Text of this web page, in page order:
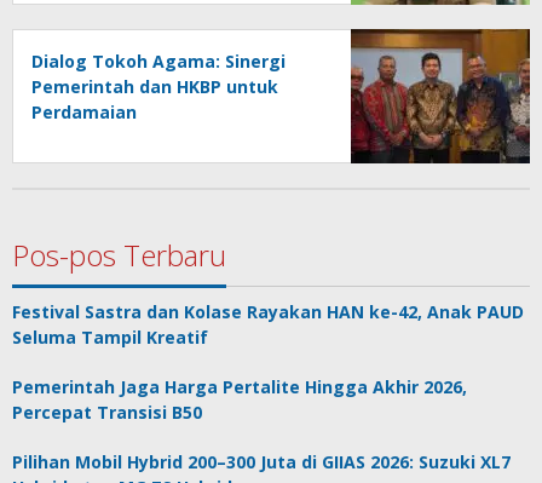
Dialog Tokoh Agama: Sinergi
Pemerintah dan HKBP untuk
Perdamaian
Pos-pos Terbaru
Festival Sastra dan Kolase Rayakan HAN ke-42, Anak PAUD
Seluma Tampil Kreatif
Pemerintah Jaga Harga Pertalite Hingga Akhir 2026,
Percepat Transisi B50
Pilihan Mobil Hybrid 200–300 Juta di GIIAS 2026: Suzuki XL7